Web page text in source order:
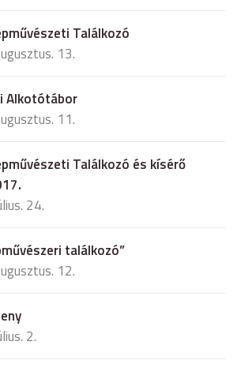
Találkozó
13.
Alkotótábor
11.
Találkozó és kísérő
24.
találkozó”
12.
2.